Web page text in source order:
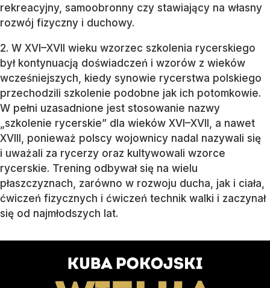
rekreacyjny, samoobronny czy stawiający na własny
rozwój fizyczny i duchowy.
2. W XVI–XVII wieku wzorzec szkolenia rycerskiego
był kontynuacją doświadczeń i wzorów z wieków
wcześniejszych, kiedy synowie rycerstwa polskiego
przechodzili szkolenie podobne jak ich potomkowie.
W pełni uzasadnione jest stosowanie nazwy
„szkolenie rycerskie” dla wieków XVI–XVII, a nawet
XVIII, ponieważ polscy wojownicy nadal nazywali się
i uważali za rycerzy oraz kultywowali wzorce
rycerskie. Trening odbywał się na wielu
płaszczyznach, zarówno w rozwoju ducha, jak i ciała,
ćwiczeń fizycznych i ćwiczeń technik walki i zaczynał
się od najmłodszych lat.